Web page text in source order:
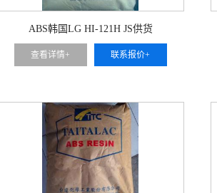
ABS韩国LG HI-121H JS供货
查看详情+ 联系报价+